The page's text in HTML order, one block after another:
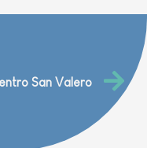
San Valero